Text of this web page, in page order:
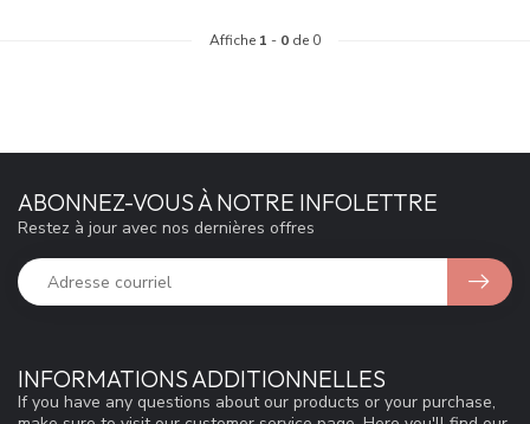
Affiche 1 - 0 de 0
INFORMATIONS ADDITIONNELLES
If you have any questions about our products or your purchase,
ABONNEZ-VOUS À NOTRE INFOLETTRE
Restez à jour avec nos dernières offres